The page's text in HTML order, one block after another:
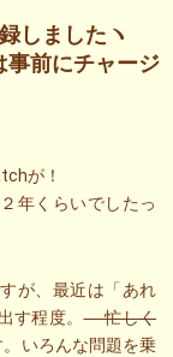
しましたヽ
前にチャージ
が！
年くらいでしたっ
が、最近は「あれ
す程度。忙しく
いろんな問題を乗